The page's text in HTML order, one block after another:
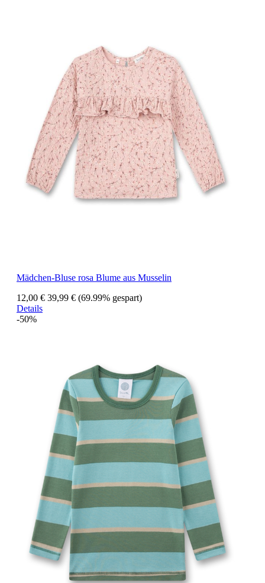
Mädchen-Bluse rosa Blume aus Musselin
12,00 € 39,99 € (69.99% gespart)
Details
-50%